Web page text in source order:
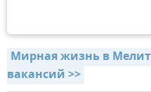
Мирная жизнь в
вакансий >>